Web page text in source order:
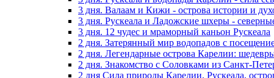
3 дня. Валаам и Кижи - острова истории и
3 дня. Рускеала и Ладожские шхеры -
3 дня. 12 чудес и мраморный каньон Рускеала
2 дня. Затерянный мир водопадов с
2 дня. Легендарные острова Карелии:
2 дня. Знакомство с Соловками из Санкт-
2 дня Сила природы Карелии. Рускеала,